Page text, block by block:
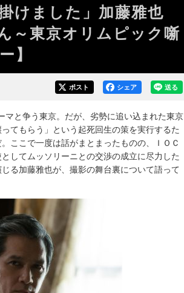
けました」加藤雅也
～東京オリムピック噺
】
送る
シェア
ポスト
と争う東京。だが、劣勢に追い込まれた東京
てもらう」という起死回生の策を実行するた
ここで一度は話がまとまったものの、ＩＯＣ
してムッソリーニとの交渉の成立に尽力した
る加藤雅也が、撮影の舞台裏について語って